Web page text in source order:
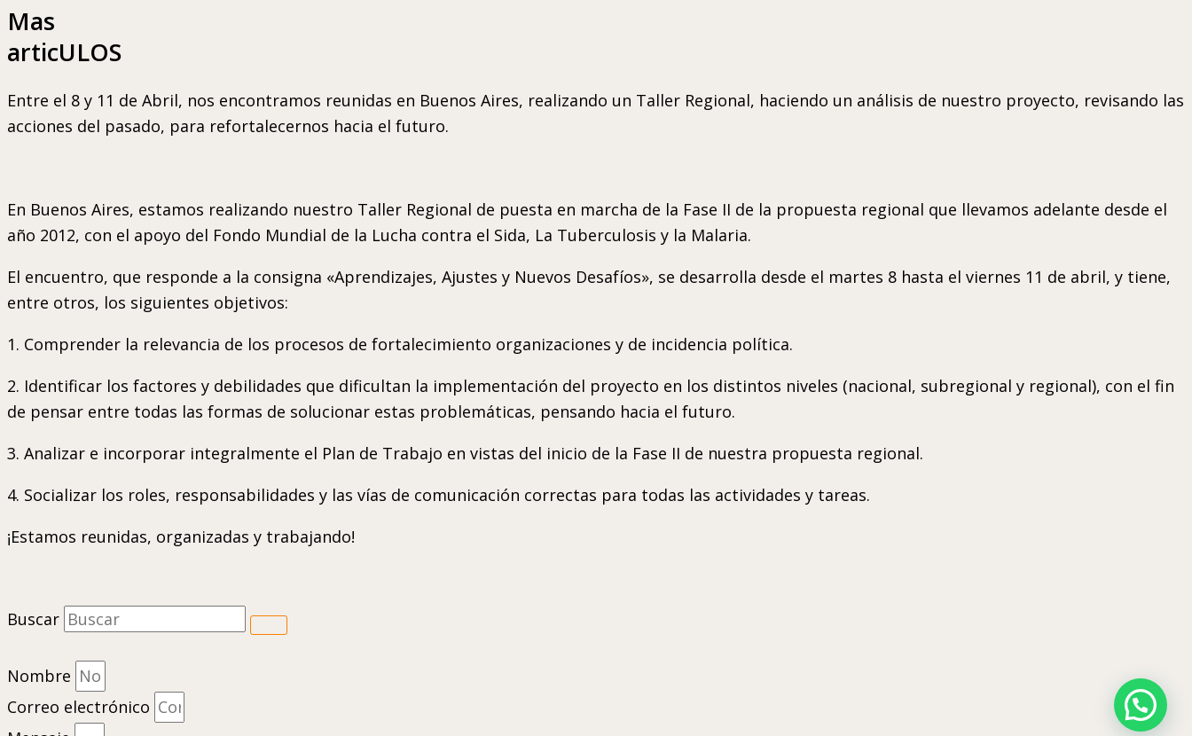
Mas
articULOS
Entre el 8 y 11 de Abril, nos encontramos reunidas en Buenos Aires, realizando un Taller Regional, haciendo un análisis de nuestro proyecto, revisando las
acciones del pasado, para refortalecernos hacia el futuro.
En Buenos Aires, estamos realizando nuestro Taller Regional de puesta en marcha de la Fase II de la propuesta regional que llevamos adelante desde el
año 2012, con el apoyo del Fondo Mundial de la Lucha contra el Sida, La Tuberculosis y la Malaria.
El encuentro, que responde a la consigna «Aprendizajes, Ajustes y Nuevos Desafíos», se desarrolla desde el martes 8 hasta el viernes 11 de abril, y tiene,
entre otros, los siguientes objetivos:
1. Comprender la relevancia de los procesos de fortalecimiento organizaciones y de incidencia política.
2. Identificar los factores y debilidades que dificultan la implementación del proyecto en los distintos niveles (nacional, subregional y regional), con el fin
de pensar entre todas las formas de solucionar estas problemáticas, pensando hacia el futuro.
3. Analizar e incorporar integralmente el Plan de Trabajo en vistas del inicio de la Fase II de nuestra propuesta regional.
4. Socializar los roles, responsabilidades y las vías de comunicación correctas para todas las actividades y tareas.
¡Estamos reunidas, organizadas y trabajando!
Buscar
Nombre
Correo electrónico